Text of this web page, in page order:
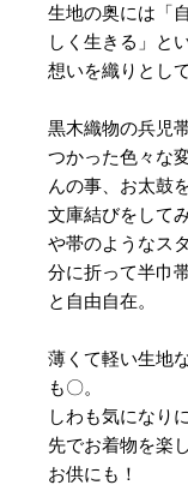
生地の奥には「
しく生きる」と
想いを織りとし
黒木織物の兵児
つかった色々な
んの事、お太鼓
文庫結びをして
や帯のようなス
分に折って半巾
と自由自在。
薄くて軽い生地
も〇。
しわも気になり
先でお着物を楽
お供にも！